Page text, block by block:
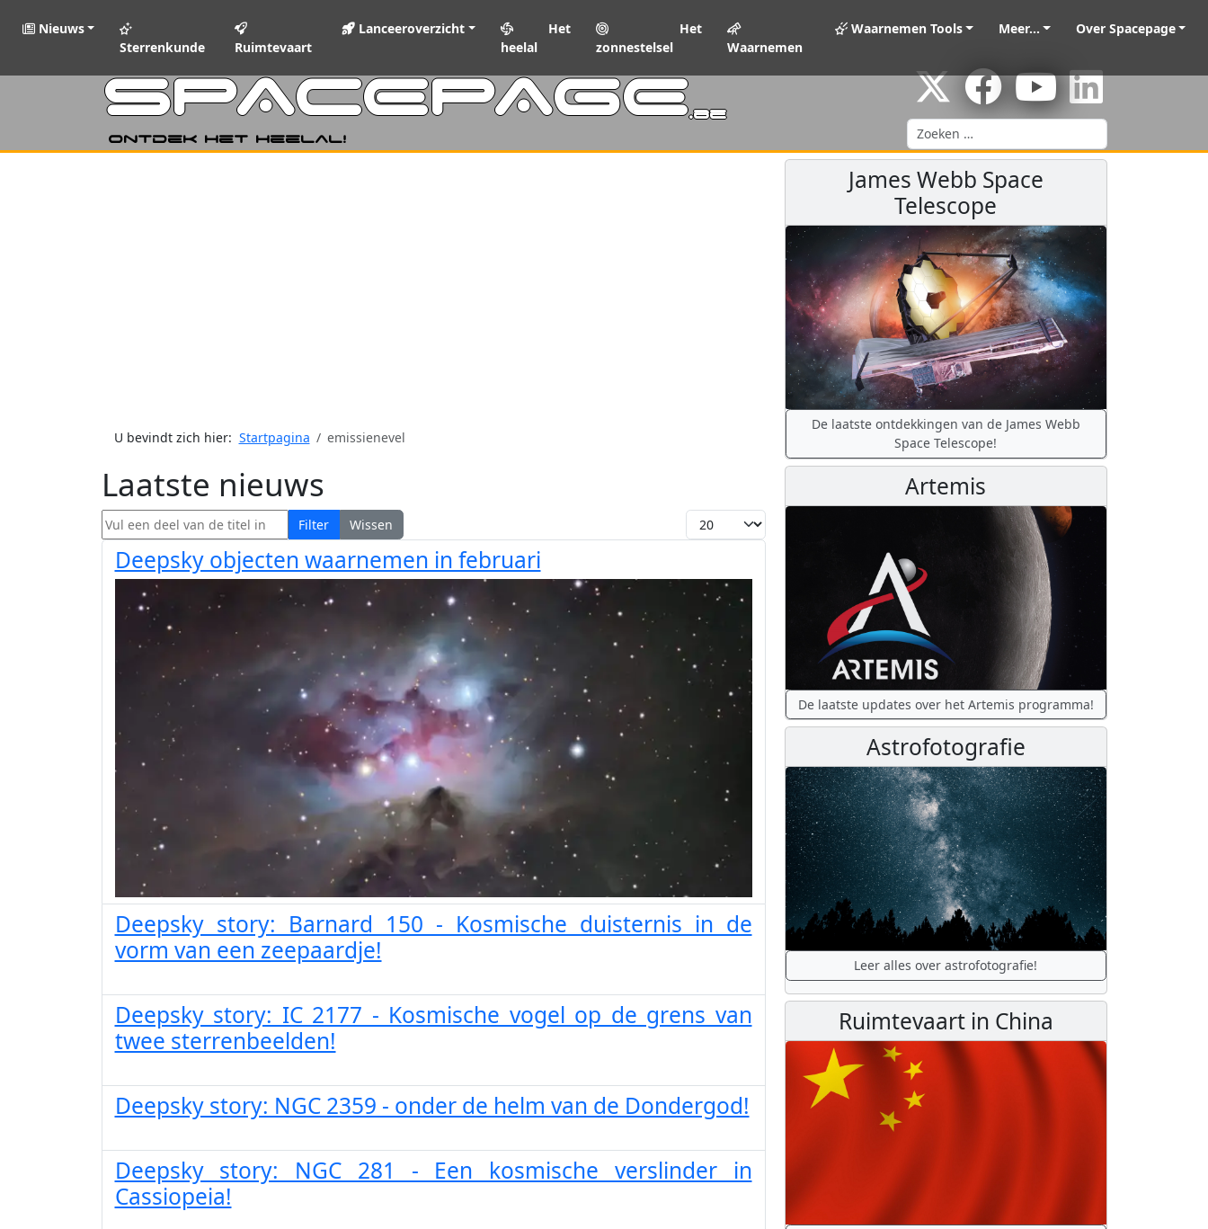
Nieuws
Sterrenkunde
Ruimtevaart
Lanceeroverzicht
Het
heelal
Het
zonnestelsel
Waarnemen
Waarnemen Tools Meer... Over Spacepage
SPACEPAGE.be
Ontdek het heelal!
Zoeken
U bevindt zich hier: Startpagina emissienevel
Laatste nieuws
Vul een deel van de titel in Filter Wissen Toon #
Deepsky objecten waarnemen in februari
Deepsky story: Barnard 150 - Kosmische duisternis in de
vorm van een zeepaardje!
Deepsky story: IC 2177 - Kosmische vogel op de grens van
twee sterrenbeelden!
Deepsky story: NGC 2359 - onder de helm van de Dondergod!
Deepsky story: NGC 281 - Een kosmische verslinder in
Cassiopeia!
James Webb Space
Telescope
De laatste ontdekkingen van de James Webb
Space Telescope!
Artemis
De laatste updates over het Artemis programma!
Astrofotografie
Leer alles over astrofotografie!
Ruimtevaart in China